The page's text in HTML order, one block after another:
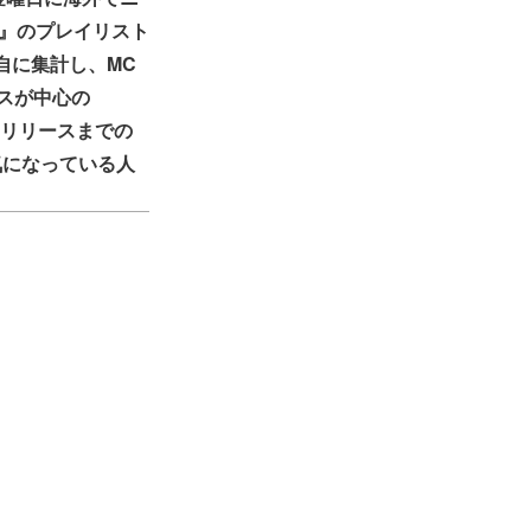
のプレイリスト
に集計し、MC
が中心の
リースまでの
なっている人